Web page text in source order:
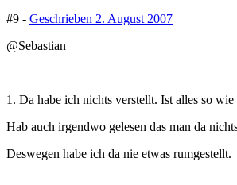
#9 - Geschrieben 2. August 2007
@Sebastian
1. Da habe ich nichts verstellt. Ist alles so
Hab auch irgendwo gelesen das man da
Deswegen habe ich da nie etwas rumgestellt.